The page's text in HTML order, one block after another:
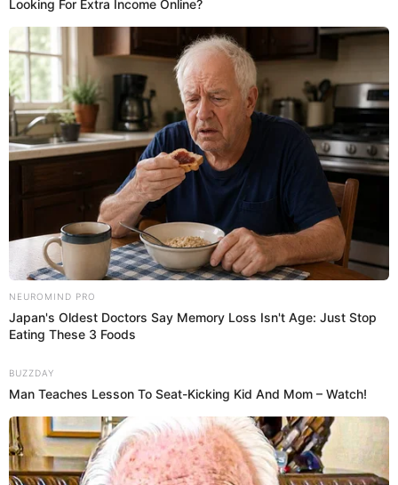
Por su parte, los detractores del proyectoadvierten que la
presencia de estas letras (NC)
reciban un trato diferenciado por parte de los oficiales
poseen una autorización legal para residir y trabajare en el
país.